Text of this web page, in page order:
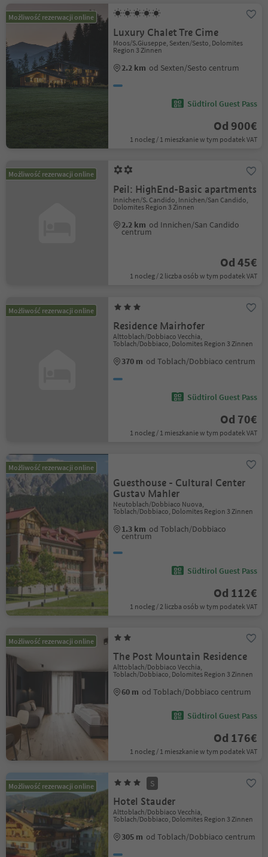
Możliwość rezerwacji online
Luxury Chalet Tre Cime
Moos/S.Giuseppe, Sexten/Sesto, Dolomites
Region 3 Zinnen
2.2 km od Sexten/Sesto centrum
Südtirol Guest Pass
Od 900€
1 nocleg / 1 mieszkanie w tym podatek VAT
Możliwość rezerwacji online
Peil: HighEnd-Basic apartments
Innichen/S. Candido, Innichen/San Candido,
Dolomites Region 3 Zinnen
2.2 km od Innichen/San Candido
centrum
Od 45€
1 nocleg / 2 liczba osób w tym podatek VAT
Możliwość rezerwacji online
Residence Mairhofer
Alttoblach/Dobbiaco Vecchia,
Toblach/Dobbiaco, Dolomites Region 3 Zinnen
370 m od Toblach/Dobbiaco centrum
Südtirol Guest Pass
Od 70€
1 nocleg / 1 mieszkanie w tym podatek VAT
Możliwość rezerwacji online
Guesthouse - Cultural Center
Gustav Mahler
Neutoblach/Dobbiaco Nuova,
Toblach/Dobbiaco, Dolomites Region 3 Zinnen
1.3 km od Toblach/Dobbiaco
centrum
Südtirol Guest Pass
Od 112€
1 nocleg / 2 liczba osób w tym podatek VAT
Możliwość rezerwacji online
The Post Mountain Residence
Alttoblach/Dobbiaco Vecchia,
Toblach/Dobbiaco, Dolomites Region 3 Zinnen
60 m od Toblach/Dobbiaco centrum
Südtirol Guest Pass
Od 176€
1 nocleg / 1 mieszkanie w tym podatek VAT
Możliwość rezerwacji online S
Hotel Stauder
Alttoblach/Dobbiaco Vecchia,
Toblach/Dobbiaco, Dolomites Region 3 Zinnen
305 m od Toblach/Dobbiaco centrum